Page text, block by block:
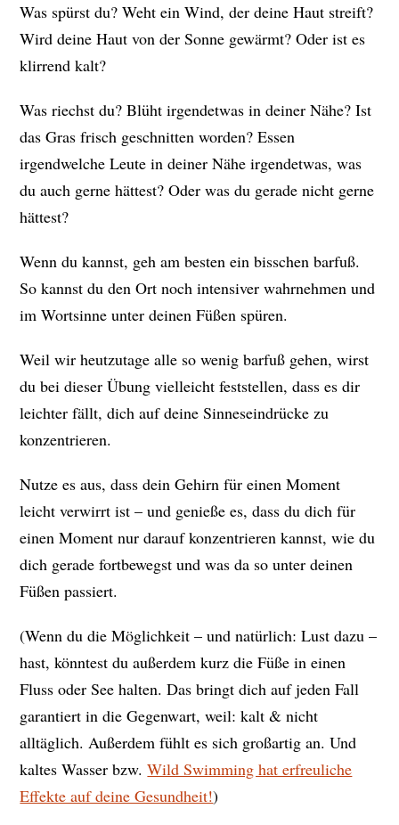
Was spürst du? Weht ein Wind, der deine Haut streift?
Wird deine Haut von der Sonne gewärmt? Oder ist es
klirrend kalt?
Was riechst du? Blüht irgendetwas in deiner Nähe? Ist
das Gras frisch geschnitten worden? Essen
irgendwelche Leute in deiner Nähe irgendetwas, was
du auch gerne hättest? Oder was du gerade nicht gerne
hättest?
Wenn du kannst, geh am besten ein bisschen barfuß.
So kannst du den Ort noch intensiver wahrnehmen und
im Wortsinne unter deinen Füßen spüren.
Weil wir heutzutage alle so wenig barfuß gehen, wirst
du bei dieser Übung vielleicht feststellen, dass es dir
leichter fällt, dich auf deine Sinneseindrücke zu
konzentrieren.
Nutze es aus, dass dein Gehirn für einen Moment
leicht verwirrt ist – und genieße es, dass du dich für
einen Moment nur darauf konzentrieren kannst, wie du
dich gerade fortbewegst und was da so unter deinen
Füßen passiert.
(Wenn du die Möglichkeit – und natürlich: Lust dazu –
hast, könntest du außerdem kurz die Füße in einen
Fluss oder See halten. Das bringt dich auf jeden Fall
garantiert in die Gegenwart, weil: kalt & nicht
alltäglich. Außerdem fühlt es sich großartig an. Und
kaltes Wasser bzw.Wild Swimming hat erfreuliche
Effekte auf deine Gesundheit!)